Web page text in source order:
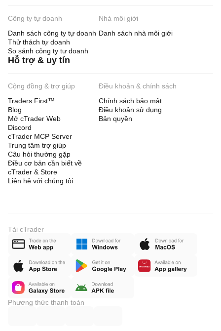
Công ty tự doanh
Danh sách công ty tự doanh
Thử thách tự doanh
So sánh công ty tự doanh
Nhà môi giới
Danh sách nhà môi giới
Hỗ trợ & uy tín
Cộng đồng & trợ giúp
Traders First™
Blog
Mở cTrader Web
Discord
cTrader MCP Server
Trung tâm trợ giúp
Câu hỏi thường gặp
Điều cơ bản cần biết về
cTrader & Store
Liên hệ với chúng tôi
Điều khoản & chính sách
Chính sách bảo mật
Điều khoản sử dụng
Bản quyền
Tải cTrader
Phương thức thanh toán